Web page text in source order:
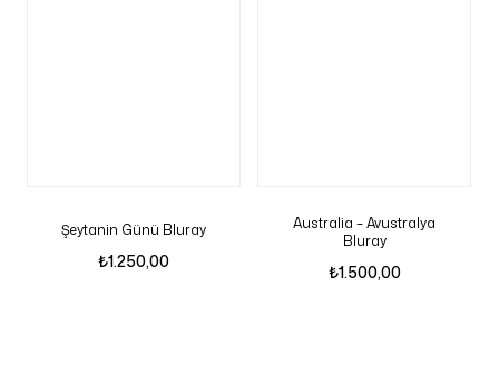
Şeytanin Günü Bluray
₺1.250,00
Australia – Avustralya
Bluray
₺1.500,00